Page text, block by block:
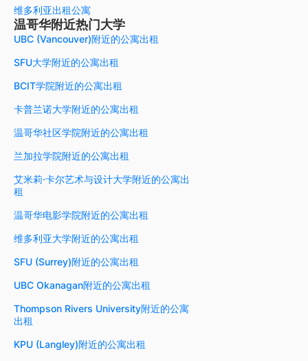
维多利亚出租公寓
温哥华附近热门大学
UBC (Vancouver)附近的公寓出租
SFU大学附近的公寓出租
BCIT学院附近的公寓出租
卡普兰诺大学附近的公寓出租
温哥华社区学院附近的公寓出租
兰加拉学院附近的公寓出租
艾米莉·卡尔艺术与设计大学附近的公寓出
租
温哥华电影学院附近的公寓出租
维多利亚大学附近的公寓出租
SFU (Surrey)附近的公寓出租
UBC Okanagan附近的公寓出租
Thompson Rivers University附近的公寓
出租
KPU (Langley)附近的公寓出租